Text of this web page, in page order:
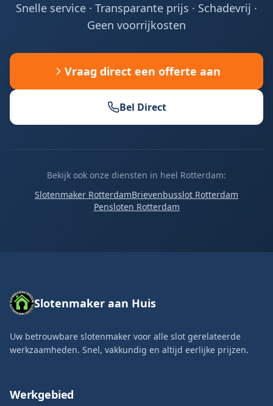
Snelle service · Transparante prijs · Schadevrij ·
Geen voorrijkosten
Vraag direct een offerte aan
Bel Direct
Bekijk ook onze diensten in heel Rotterdam:
Slotenmaker RotterdamBrievenbusslot Rotterdam
Pensloten Rotterdam
Slotenmaker aan Huis
Uw betrouwbare slotenmaker voor alle slot gerelateerde
werkzaamheden. Snel, vakkundig en altijd eerlijke prijzen.
Werkgebied